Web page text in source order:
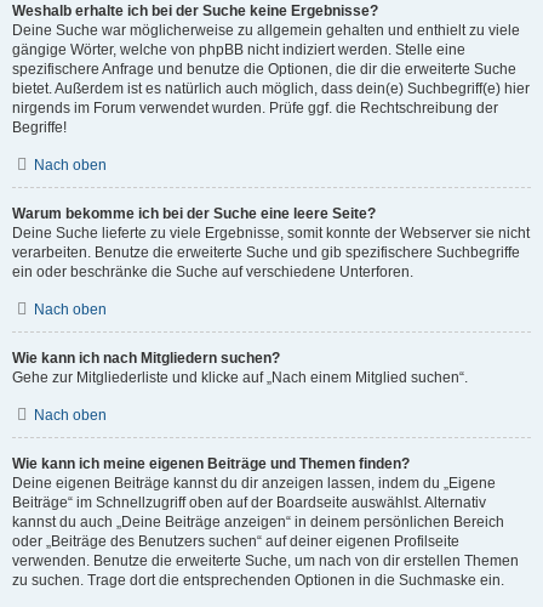
Weshalb erhalte ich bei der Suche keine Ergebnisse?
Deine Suche war möglicherweise zu allgemein gehalten und enthielt zu viele
gängige Wörter, welche von phpBB nicht indiziert werden. Stelle eine
spezifischere Anfrage und benutze die Optionen, die dir die erweiterte Suche
bietet. Außerdem ist es natürlich auch möglich, dass dein(e) Suchbegriff(e) hier
nirgends im Forum verwendet wurden. Prüfe ggf. die Rechtschreibung der
Begriffe!
Nach oben
Warum bekomme ich bei der Suche eine leere Seite?
Deine Suche lieferte zu viele Ergebnisse, somit konnte der Webserver sie nicht
verarbeiten. Benutze die erweiterte Suche und gib spezifischere Suchbegriffe
ein oder beschränke die Suche auf verschiedene Unterforen.
Nach oben
Wie kann ich nach Mitgliedern suchen?
Gehe zur Mitgliederliste und klicke auf „Nach einem Mitglied suchen“.
Nach oben
Wie kann ich meine eigenen Beiträge und Themen finden?
Deine eigenen Beiträge kannst du dir anzeigen lassen, indem du „Eigene
Beiträge“ im Schnellzugriff oben auf der Boardseite auswählst. Alternativ
kannst du auch „Deine Beiträge anzeigen“ in deinem persönlichen Bereich
oder „Beiträge des Benutzers suchen“ auf deiner eigenen Profilseite
verwenden. Benutze die erweiterte Suche, um nach von dir erstellen Themen
zu suchen. Trage dort die entsprechenden Optionen in die Suchmaske ein.